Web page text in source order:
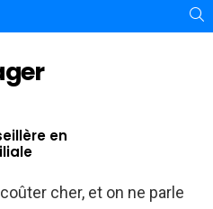
en
cher, et on ne parle